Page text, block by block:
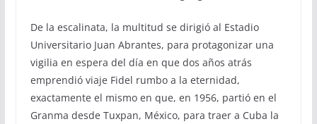
De la escalinata, la multitud se dirigió al Estadio
Universitario Juan Abrantes, para protagonizar una
vigilia en espera del día en que dos años atrás
emprendió viaje Fidel rumbo a la eternidad,
exactamente el mismo en que, en 1956, partió en el
Granma desde Tuxpan, México, para traer a Cuba la